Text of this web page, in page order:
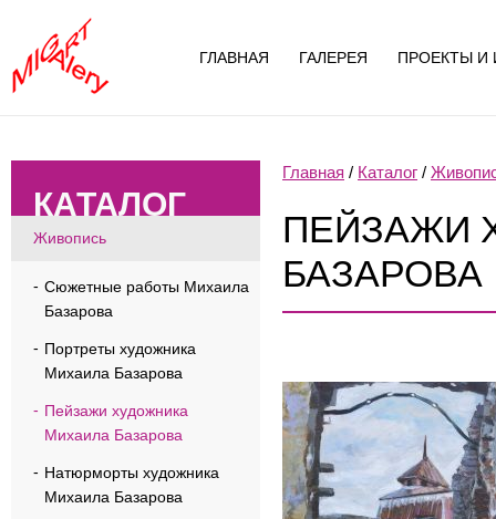
ГЛАВНАЯ ГАЛЕРЕЯ ПРОЕКТЫ И
КАТАЛОГ
Живопись
Сюжетные работы Михаила
Базарова
Портреты художника
Михаила Базарова
Пейзажи художника
Михаила Базарова
Натюрморты художника
Михаила Базарова
Главная / Каталог /
ПЕЙЗАЖИ
БАЗАРОВА